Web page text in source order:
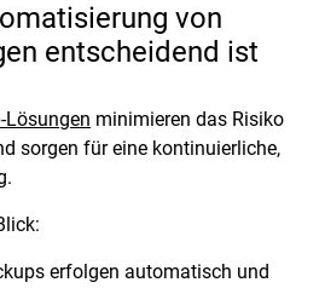
von
entscheidend ist
Lösungen minimieren das Risiko
sorgen für eine kontinuierliche,
erfolgen automatisch und